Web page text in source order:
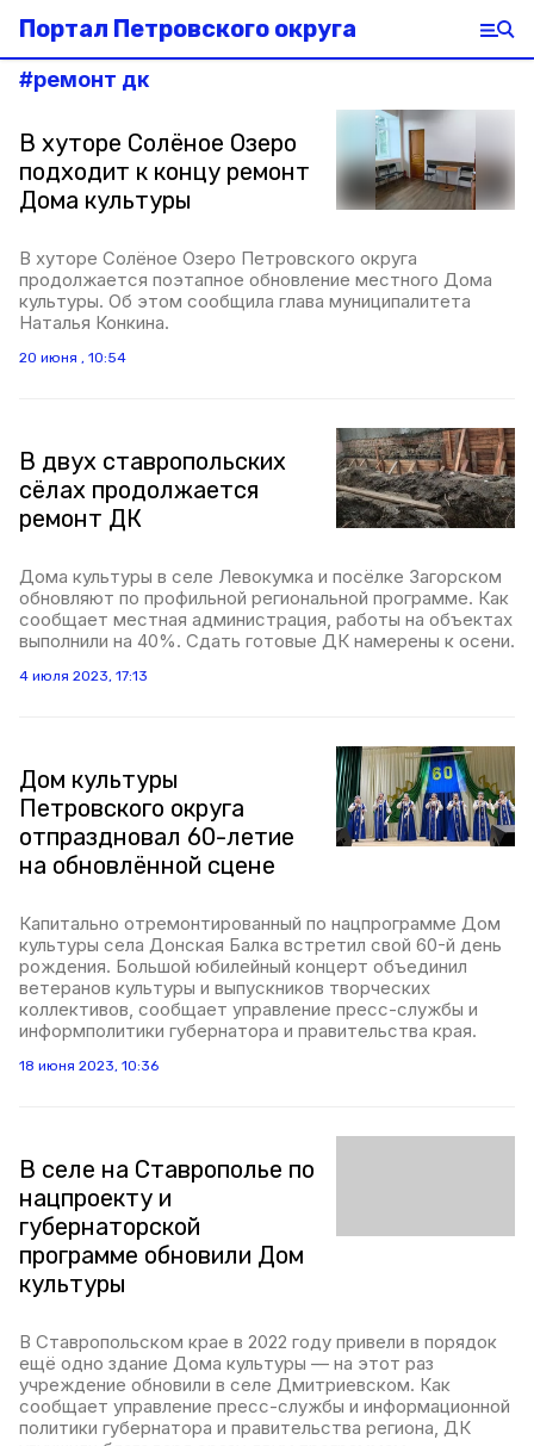
Портал Петровского округа
#ремонт дк
В хуторе Солёное Озеро
подходит к концу ремонт
Дома культуры
В хуторе Солёное Озеро Петровского округа
продолжается поэтапное обновление местного Дома
культуры. Об этом сообщила глава муниципалитета
Наталья Конкина.
20 июня , 10:54
В двух ставропольских
сёлах продолжается
ремонт ДК
Дома культуры в селе Левокумка и посёлке Загорском
обновляют по профильной региональной программе. Как
сообщает местная администрация, работы на объектах
выполнили на 40%. Сдать готовые ДК намерены к осени.
4 июля 2023, 17:13
Дом культуры
Петровского округа
отпраздновал 60-летие
на обновлённой сцене
Капитально отремонтированный по нацпрограмме Дом
культуры села Донская Балка встретил свой 60-й день
рождения. Большой юбилейный концерт объединил
ветеранов культуры и выпускников творческих
коллективов, сообщает управление пресс-службы и
информполитики губернатора и правительства края.
18 июня 2023, 10:36
В селе на Ставрополье по
нацпроекту и
губернаторской
программе обновили Дом
культуры
В Ставропольском крае в 2022 году привели в порядок
ещё одно здание Дома культуры — на этот раз
учреждение обновили в селе Дмитриевском. Как
сообщает управление пресс-службы и информационной
политики губернатора и правительства региона, ДК